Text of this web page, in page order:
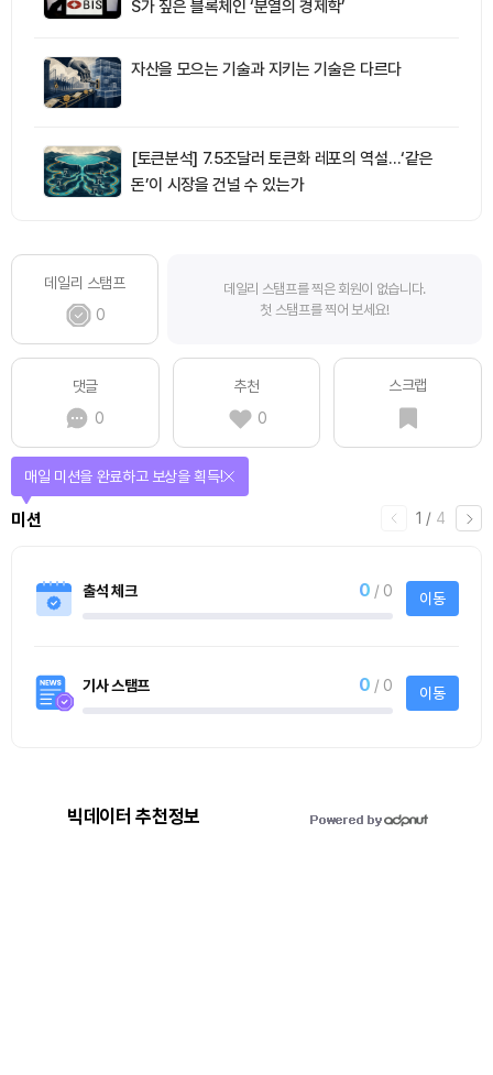
S가 짚은 블록체인 ‘분열의 경제학’
자산을 모으는 기술과 지키는 기술은 다르다
[토큰분석] 7.5조달러 토큰화 레포의 역설…‘같은
돈’이 시장을 건널 수 있는가
데일리 스탬프
0
데일리 스탬프를 찍은 회원이 없습니다.
첫 스탬프를 찍어 보세요!
댓글
0
추천
0
스크랩
1 / 4
미션
매일 미션을 완료하고 보상을 획득!
출석 체크 0 / 0 이동
기사 스탬프 0 / 0 이동
빅데이터 추천정보